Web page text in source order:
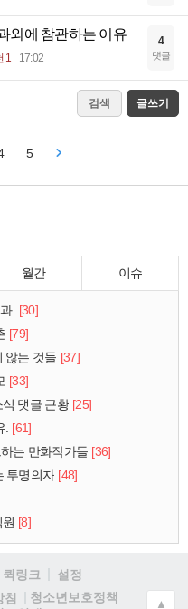
외에 참관하는 이유
1 17:02
4
댓글
검색 글쓰기
5
월간 이슈
. [30]
[79]
않는 것들 [37]
[33]
댓글 근황 [25]
. [61]
는 만화작가들 [36]
투명의자 [48]
[8]
퀵링크
설정
청소년보호정책
▲